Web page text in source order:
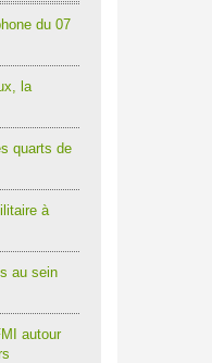
du 07
la
quarts de
à
au sein
autour